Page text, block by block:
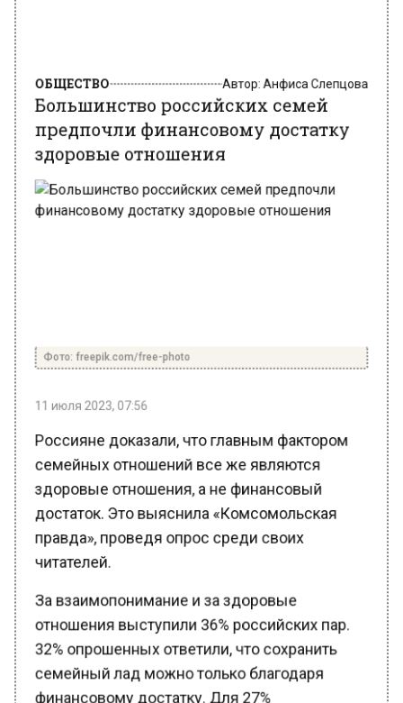
Большинство российских семей
предпочли финансовому достатку
здоровые отношения
семейных отношений все же являются
здоровые отношения, а не финансовый
достаток. Это выяснила «Комсомольская
правда», проведя опрос среди своих
читателей.
отношения выступили 36% российских пар.
32% опрошенных ответили, что сохранить
семейный лад можно только благодаря
финансовому достатку. Для 27%